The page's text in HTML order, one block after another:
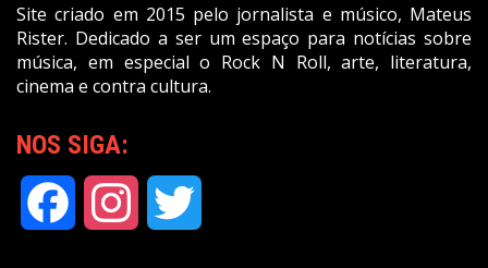
Site criado em 2015 pelo jornalista e músico, Mateus
Rister. Dedicado a ser um espaço para notícias sobre
música, em especial o Rock N Roll, arte, literatura,
cinema e contra cultura.
NOS SIGA:
Facebook Instagram